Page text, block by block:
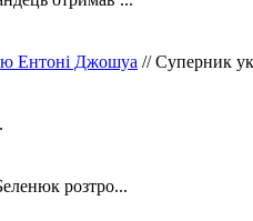
Ентоні Джошуа // Суперник
розтро...